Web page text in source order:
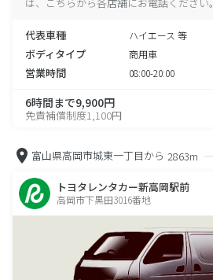
代表車種 ハイエース 等
ボディタイプ 商用車
営業時間 08:00-20:00
6時間まで9,900円
免責補償制度1,100円
富山県高岡市城東一丁目から 2863m
トヨタレンタカー新高岡駅前
高岡市下黒田3016番地